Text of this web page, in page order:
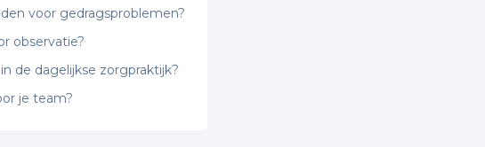
voor gedragsproblemen?
observatie?
de dagelijkse zorgpraktijk?
je team?